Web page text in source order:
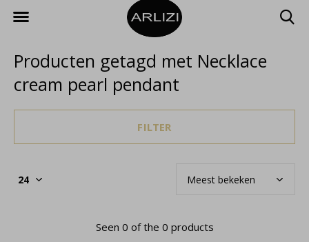
Producten getagd met Necklace
cream pearl pendant
FILTER
Seen 0 of the 0 products